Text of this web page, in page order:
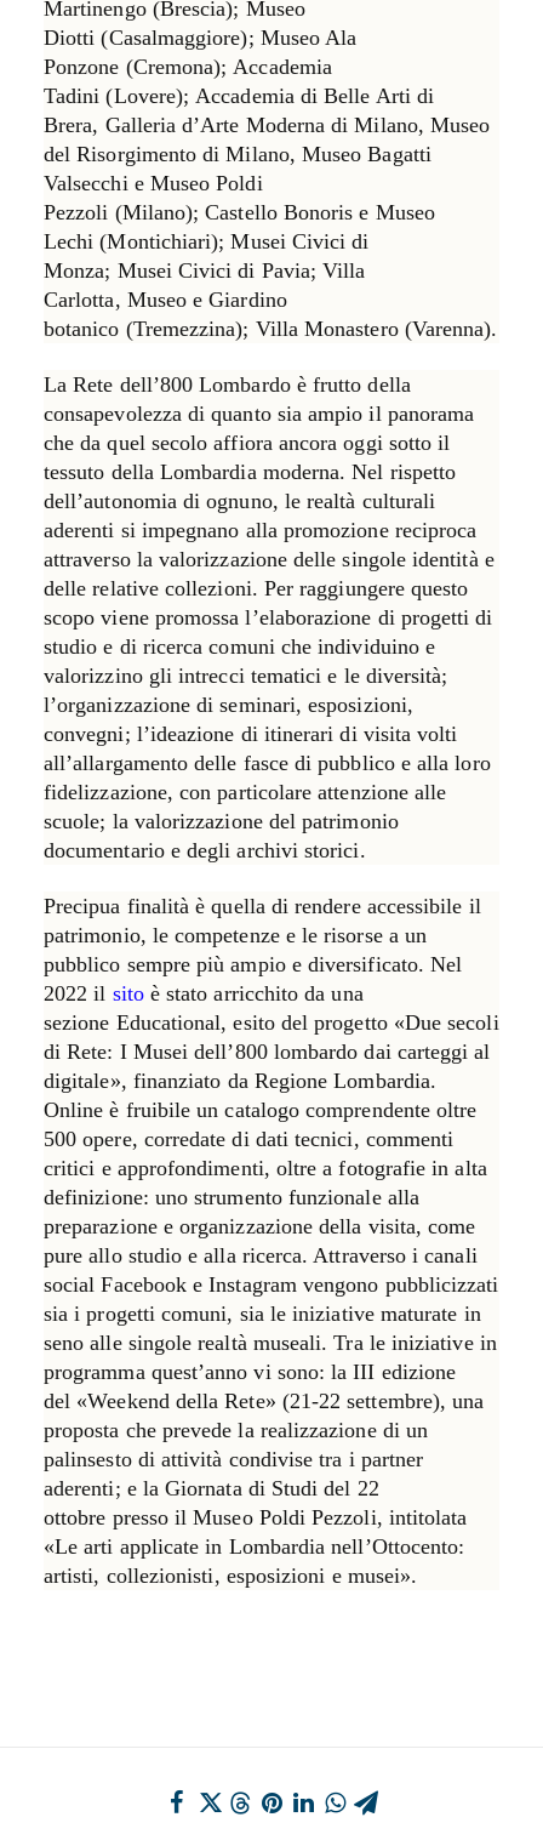
Martinengo(Brescia); Museo
Diotti (Casalmaggiore); Museo Ala
Ponzone (Cremona);Accademia
Tadini (Lovere);Accademia di Belle Arti di
Brera, Galleria d’Arte Moderna di Milano, Museo
del Risorgimento di Milano, Museo Bagatti
Valsecchie Museo Poldi
Pezzoli (Milano);Castello Bonoris e Museo
Lechi (Montichiari);Musei Civici di
Monza; Musei Civici di Pavia;Villa
Carlotta, Museo e Giardino
botanico (Tremezzina); Villa Monastero(Varenna).
La Rete dell’800 Lombardo è frutto della
consapevolezza di quanto sia ampio il panorama
che da quel secolo affiora ancora oggi sotto il
tessuto della Lombardia moderna. Nel rispetto
dell’autonomia di ognuno, le realtà culturali
aderenti si impegnano alla promozione reciproca
attraverso la valorizzazione delle singole identità e
delle relative collezioni. Per raggiungere questo
scopo viene promossa l’elaborazione di progetti di
studio e di ricerca comuniche individuino e
valorizzino gli intrecci tematici e le diversità;
l’organizzazione di seminari, esposizioni,
convegni; l’ideazione di itinerari di visita volti
all’allargamento delle fasce di pubblico e alla loro
fidelizzazione, con particolare attenzione alle
scuole; la valorizzazione del patrimonio
documentario e degli archivi storici.
Precipua finalità è quella direndere accessibile il
patrimonio, le competenze e le risorse a un
pubblico sempre più ampio e diversificato. Nel
2022 il sitoè stato arricchito da una
sezione Educational, esito del progetto «Due secoli
di Rete: I Musei dell’800 lombardo dai carteggi al
digitale», finanziato da Regione Lombardia.
Online è fruibile un catalogo comprendente oltre
500 opere, corredate di dati tecnici, commenti
critici e approfondimenti, oltre a fotografie in alta
definizione: uno strumento funzionale alla
preparazione e organizzazione della visita, come
pure allo studio e alla ricerca. Attraverso i canali
social Facebook e Instagram vengono pubblicizzati
sia i progetti comuni, sia le iniziative maturate in
seno alle singole realtà museali. Tra le iniziative in
programma quest’anno vi sono: la III edizione
del «Weekend della Rete» (21-22 settembre), una
proposta che prevede la realizzazione di un
palinsesto di attività condivise tra i partner
aderenti; e laGiornata di Studi del 22
ottobre presso il Museo Poldi Pezzoli, intitolata
«Le arti applicate in Lombardia nell’Ottocento:
artisti, collezionisti, esposizioni e musei».